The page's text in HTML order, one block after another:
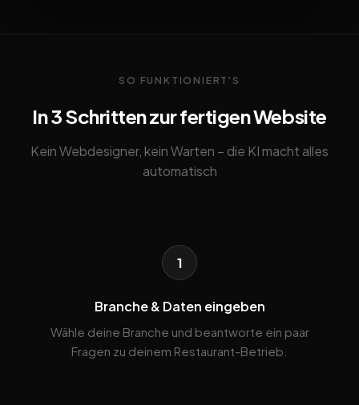
SO FUNKTIONIERT'S
In 3 Schritten zur fertigen Website
Kein Webdesigner, kein Warten – die KI macht alles
automatisch
1
Branche & Daten eingeben
Wähle deine Branche und beantworte ein paar
Fragen zu deinem Restaurant-Betrieb.